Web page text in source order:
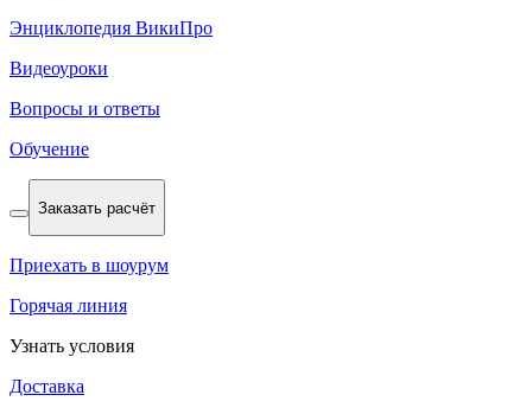
Энциклопедия ВикиПро
Видеоуроки
Вопросы и ответы
Обучение
Заказать расчёт
Приехать в шоурум
Горячая линия
Узнать условия
Доставка